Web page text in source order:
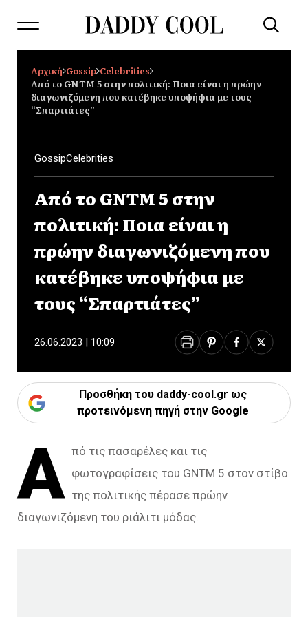
Αρχική Gossip Celebrities
Από το GNTM 5 στην πολιτική: Ποια είναι η πρώην
διαγωνιζόμενη που κατέβηκε υποψήφια με τους
“Σπαρτιάτες”
GossipCelebrities
Από το GNTM 5 στην
πολιτική: Ποια είναι η
πρώην διαγωνιζόμενη που
κατέβηκε υποψήφια με
τους “Σπαρτιάτες”
26.06.2023 | 10:09
Προσθήκη του daddy-cool.gr ως
προτεινόμενη πηγή στην Google
Α πό τις πασαρέλες και τις
φωτογραφίσεις του GNTM 5 στον στίβο
της πολιτικής πέρασε πρώην
διαγωνιζόμενη του ριάλιτι μόδας.